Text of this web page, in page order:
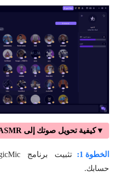
▼كيفية تحويل صوتك إلى AI ASMR باستخدام MagicMic:
الخطوة 1:
حسابك.